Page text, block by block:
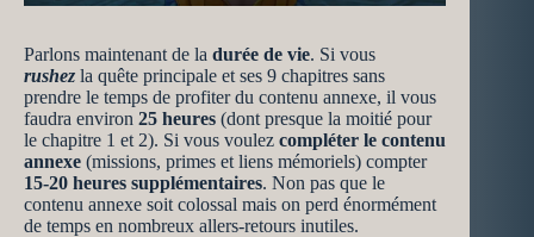
Parlons maintenant de la durée de vie. Si vous
rushez la quête principale et ses 9 chapitres sans
prendre le temps de profiter du contenu annexe, il vous
faudra environ 25 heures (dont presque la moitié pour
le chapitre 1 et 2). Si vous voulez compléter le contenu
annexe (missions, primes et liens mémoriels) compter
15-20 heures supplémentaires. Non pas que le
contenu annexe soit colossal mais on perd énormément
de temps en nombreux allers-retours inutiles.